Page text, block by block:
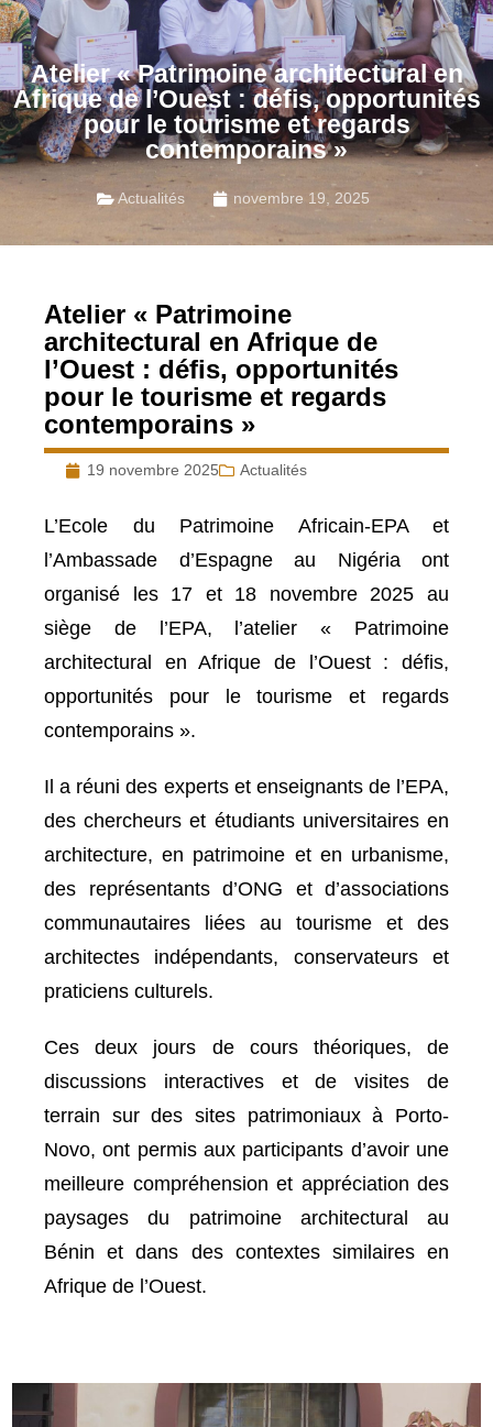
Atelier « Patrimoine architectural en
Afrique de l’Ouest : défis, opportunités
pour le tourisme et regards
contemporains »
Actualités novembre 19, 2025
Atelier « Patrimoine
architectural en Afrique de
l’Ouest : défis, opportunités
pour le tourisme et regards
contemporains »
19 novembre 2025 Actualités
L’Ecole du Patrimoine Africain-EPA et
l’Ambassade d’Espagne au Nigéria ont
organisé les 17 et 18 novembre 2025 au
siège de l’EPA, l’atelier « Patrimoine
architectural en Afrique de l’Ouest : défis,
opportunités pour le tourisme et regards
contemporains ».
Il a réuni des experts et enseignants de l’EPA,
des chercheurs et étudiants universitaires en
architecture, en patrimoine et en urbanisme,
des représentants d’ONG et d’associations
communautaires liées au tourisme et des
architectes indépendants, conservateurs et
praticiens culturels.
Ces deux jours de cours théoriques, de
discussions interactives et de visites de
terrain sur des sites patrimoniaux à Porto-
Novo, ont permis aux participants d’avoir une
meilleure compréhension et appréciation des
paysages du patrimoine architectural au
Bénin et dans des contextes similaires en
Afrique de l’Ouest.